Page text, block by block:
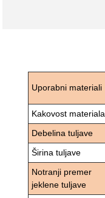
Uporabni materiali
Kakovost materiala
Debelina tuljave
Širina tuljave
Notranji premer
jeklene tuljave